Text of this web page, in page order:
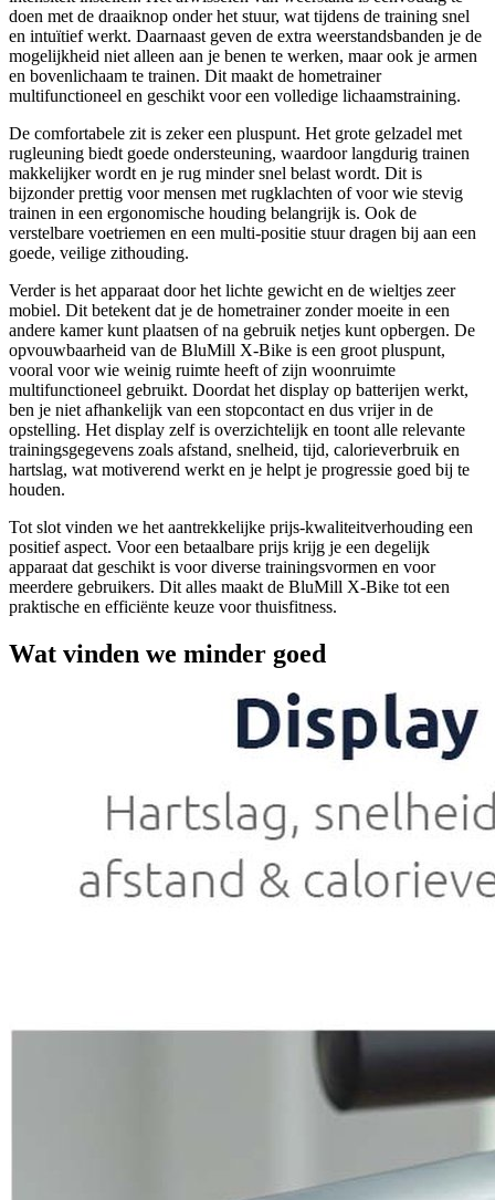
doen met de draaiknop onder het stuur, wat tijdens de training snel
en intuïtief werkt. Daarnaast geven de extra weerstandsbanden je de
mogelijkheid niet alleen aan je benen te werken, maar ook je armen
en bovenlichaam te trainen. Dit maakt de hometrainer
multifunctioneel en geschikt voor een volledige lichaamstraining.
De comfortabele zit is zeker een pluspunt. Het grote gelzadel met
rugleuning biedt goede ondersteuning, waardoor langdurig trainen
makkelijker wordt en je rug minder snel belast wordt. Dit is
bijzonder prettig voor mensen met rugklachten of voor wie stevig
trainen in een ergonomische houding belangrijk is. Ook de
verstelbare voetriemen en een multi-positie stuur dragen bij aan een
goede, veilige zithouding.
Verder is het apparaat door het lichte gewicht en de wieltjes zeer
mobiel. Dit betekent dat je de hometrainer zonder moeite in een
andere kamer kunt plaatsen of na gebruik netjes kunt opbergen. De
opvouwbaarheid van de BluMill X-Bike is een groot pluspunt,
vooral voor wie weinig ruimte heeft of zijn woonruimte
multifunctioneel gebruikt. Doordat het display op batterijen werkt,
ben je niet afhankelijk van een stopcontact en dus vrijer in de
opstelling. Het display zelf is overzichtelijk en toont alle relevante
trainingsgegevens zoals afstand, snelheid, tijd, calorieverbruik en
hartslag, wat motiverend werkt en je helpt je progressie goed bij te
houden.
Tot slot vinden we het aantrekkelijke prijs-kwaliteitverhouding een
positief aspect. Voor een betaalbare prijs krijg je een degelijk
apparaat dat geschikt is voor diverse trainingsvormen en voor
meerdere gebruikers. Dit alles maakt de BluMill X-Bike tot een
praktische en efficiënte keuze voor thuisfitness.
Wat vinden we minder goed